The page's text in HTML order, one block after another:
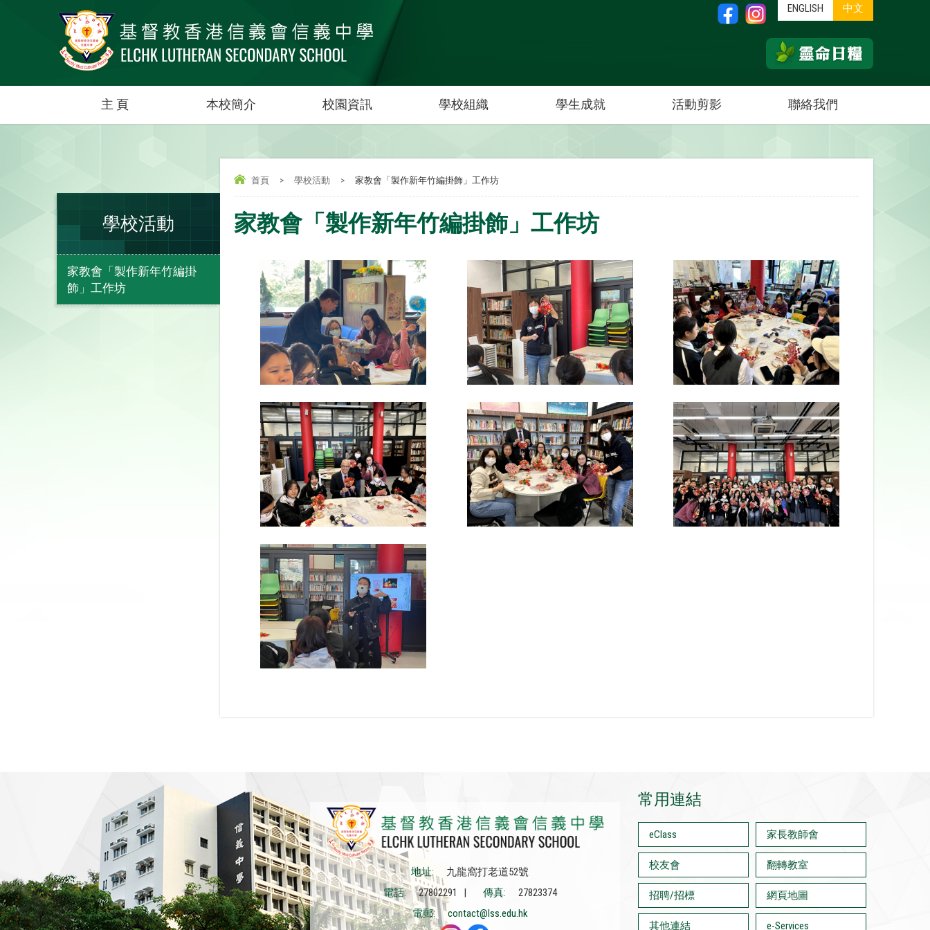
ENGLISH 中文
主 頁 本校簡介 校園資訊 學校組織 學生成就 活動剪影 聯絡我們
首頁 > 學校活動 > 家教會「製作新年竹編掛飾」工作坊
家教會「製作新年竹編掛飾」工作坊
學校活動
家教會「製作新年竹編掛
飾」工作坊
地址:
九龍窩打老道52號
電話:
27802291 | 傳真:
27823374
電郵:
contact@lss.edu.hk
常用連結
eClass 家長教師會
校友會 翻轉教室
招聘/招標 網頁地圖
其他連結 e-Services